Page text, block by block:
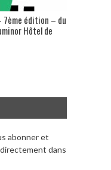
7ème édition – du
Hôtel de
abonner et
dans